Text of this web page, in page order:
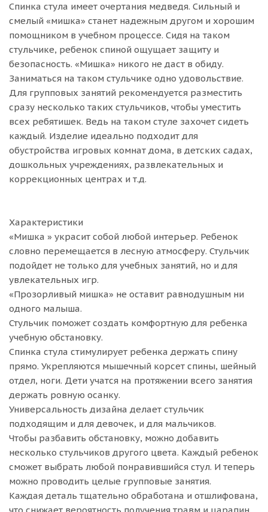
Спинка стула имеет очертания медведя. Сильный и
смелый «мишка» станет надежным другом и хорошим
помощником в учебном процессе. Сидя на таком
стульчике, ребенок спиной ощущает защиту и
безопасность. «Мишка» никого не даст в обиду.
Заниматься на таком стульчике одно удовольствие.
Для групповых занятий рекомендуется разместить
сразу несколько таких стульчиков, чтобы уместить
всех ребятишек. Ведь на таком стуле захочет сидеть
каждый. Изделие идеально подходит для
обустройства игровых комнат дома, в детских садах,
дошкольных учреждениях, развлекательных и
коррекционных центрах и т.д.
Характеристики
«Мишка » украсит собой любой интерьер. Ребенок
словно перемещается в лесную атмосферу. Стульчик
подойдет не только для учебных занятий, но и для
увлекательных игр.
«Прозорливый мишка» не оставит равнодушным ни
одного малыша.
Стульчик поможет создать комфортную для ребенка
учебную обстановку.
Спинка стула стимулирует ребенка держать спину
прямо. Укрепляются мышечный корсет спины, шейный
отдел, ноги. Дети учатся на протяжении всего занятия
держать ровную осанку.
Универсальность дизайна делает стульчик
подходящим и для девочек, и для мальчиков.
Чтобы разбавить обстановку, можно добавить
несколько стульчиков другого цвета. Каждый ребенок
сможет выбрать любой понравившийся стул. И теперь
можно проводить целые групповые занятия.
Каждая деталь тщательно обработана и отшлифована,